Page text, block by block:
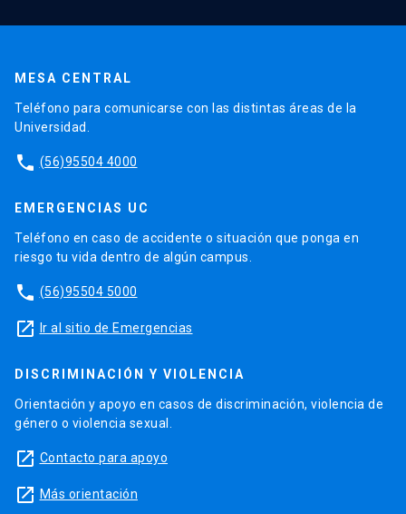
MESA CENTRAL
Teléfono para comunicarse con las distintas áreas de la
Universidad.
phone (56)95504 4000
EMERGENCIAS UC
Teléfono en caso de accidente o situación que ponga en
riesgo tu vida dentro de algún campus.
phone (56)95504 5000
launch Ir al sitio de Emergencias
DISCRIMINACIÓN Y VIOLENCIA
Orientación y apoyo en casos de discriminación, violencia de
género o violencia sexual.
launch Contacto para apoyo
launch Más orientación